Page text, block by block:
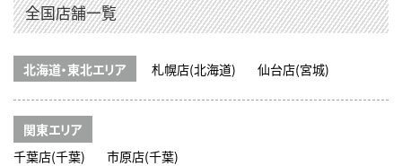
全国店舗一覧
北海道・東北エリア 札幌店(北海道) 仙台店(宮城)
関東エリア
千葉店(千葉)
市原店(千葉)